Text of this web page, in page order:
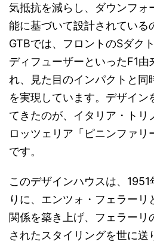
気抵抗を減らし、ダウンフォ
能に基づいて設計されてい
GTBでは、フロントのSダク
ディフューザーといったF1由
れ、見た目のインパクトと同
を実現しています。デザイン
てきたのが、イタリア・トリ
ロッツェリア「ピニンファリ
です。
このデザインハウスは、
りに、エンツォ・フェラーリ
関係を築き上げ、フェラーリ
されたスタイリングを世に送